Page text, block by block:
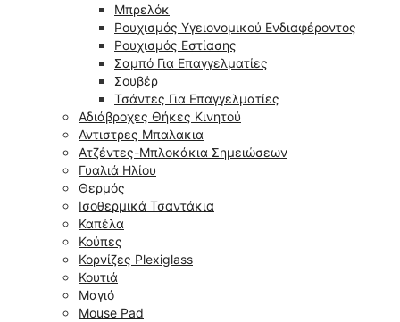
Μπρελόκ
Ρουχισμός Υγειονομικού Ενδιαφέροντος
Ρουχισμός Εστίασης
Σαμπό Για Επαγγελματίες
Σουβέρ
Τσάντες Για Επαγγελματίες
Αδιάβροχες Θήκες Κινητού
Αντιστρες Μπαλακια
Ατζέντες-Μπλοκάκια Σημειώσεων
Γυαλιά Ηλίου
Θερμός
Ισοθερμικά Τσαντάκια
Καπέλα
Κούπες
Κορνίζες Plexiglass
Κουτιά
Μαγιό
Mouse Pad